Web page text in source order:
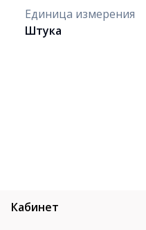
Единица измерения
Штука
Кабинет